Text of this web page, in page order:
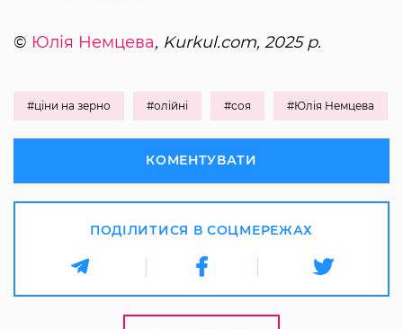
© Юлія Немцева, Kurkul.com, 2025 р.
#ціни на зерно #олійні #соя #Юлія Немцева
КОМЕНТУВАТИ
ПОДІЛИТИСЯ В СОЦМЕРЕЖАХ